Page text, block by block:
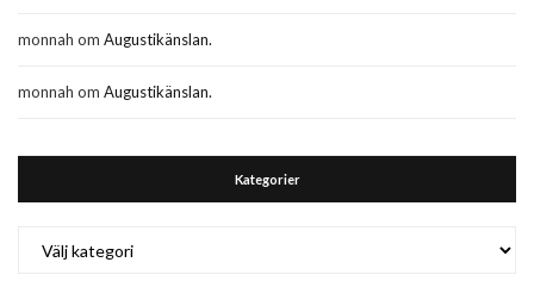
monnah om Augustikänslan.
monnah om Augustikänslan.
Kategorier